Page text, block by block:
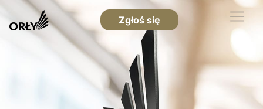
Zgłoś się